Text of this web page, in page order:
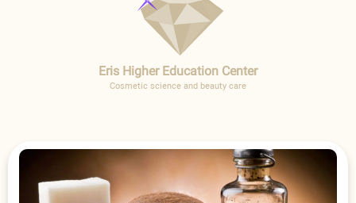
Eris Higher Education Center
Cosmetic science and beauty care